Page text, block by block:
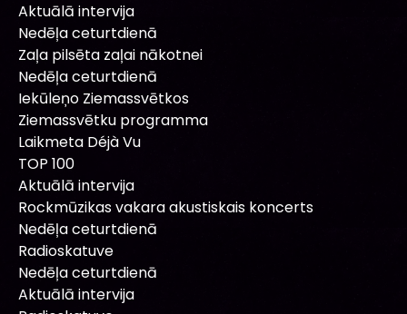
Aktuālā intervija
Nedēļa ceturtdienā
Zaļa pilsēta zaļai nākotnei
Nedēļa ceturtdienā
Iekūleņo Ziemassvētkos
Ziemassvētku programma
Laikmeta Déjà Vu
TOP 100
Aktuālā intervija
Rockmūzikas vakara akustiskais koncerts
Nedēļa ceturtdienā
Radioskatuve
Nedēļa ceturtdienā
Aktuālā intervija